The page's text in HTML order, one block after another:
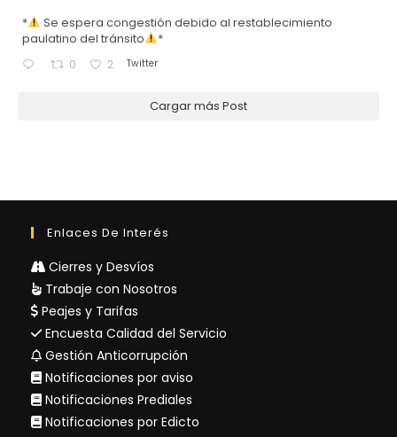
*
Se espera congestión debido al restablecimiento
paulatino del tránsito
*
0 2 Twitter
Cargar más Post
Enlaces De Interés
Cierres y Desvíos
Trabaje con Nosotros
Peajes y Tarifas
Encuesta Calidad del Servicio
Gestión Anticorrupción
Notificaciones por aviso
Notificaciones Prediales
Notificaciones por Edicto